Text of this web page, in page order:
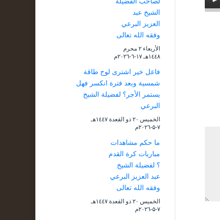
الشيخ عبد
العزيز البرعي
وفقه الله تعالى
الأربعاء ۲ محرم
۱٤٤۸هـ ۱۷-٦-۲۰۲٦م
فاعل خير اشترى لوح طاقة
شمسية وبعد فترة انكسر فهل
يستمر الأجر؟ لفضيلة الشيخ
البرعي
الخميس ۲۰ ذو القعدة ۱٤٤۷هـ
۷-۵-۲۰۲٦م
ما حكم مشاهدات
مباريات كرة القدم
؟ لفضيلة الشيخ
عبد العزيز البرعي
وفقه الله تعالى
الخميس ۲۰ ذو القعدة ۱٤٤۷هـ
۷-۵-۲۰۲٦م